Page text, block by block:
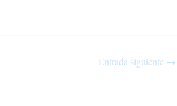
Entrada siguiente →